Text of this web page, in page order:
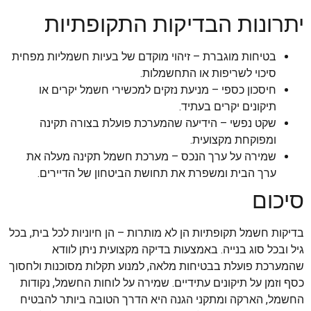
יתרונות הבדיקות התקופתיות
בטיחות מוגברת – זיהוי מוקדם של בעיות חשמליות מפחית
סיכוי לשריפות או התחשמלות.
חיסכון כספי – מניעת נזקים למכשירי חשמל יקרים או
תיקונים יקרים בעתיד.
שקט נפשי – הידיעה שהמערכת פועלת בצורה תקינה
ומפוקחת מקצועית.
שמירה על ערך הנכס – מערכת חשמל תקינה מעלה את
ערך הבית ומשפרת את תחושת הביטחון של הדיירים.
סיכום
בדיקות חשמל תקופתיות הן לא מותרות – הן חיוניות לכל בית, בכל
גיל ובכל סוג בנייה. באמצעות בדיקה מקצועית ניתן לוודא
שהמערכת פועלת בבטיחות מלאה, למנוע תקלות מסוכנות ולחסוך
כסף וזמן על תיקונים עתידיים. שמירה על לוחות החשמל, נקודות
החשמל, הארקה ומתקני הגנה היא הדרך הטובה ביותר להבטיח